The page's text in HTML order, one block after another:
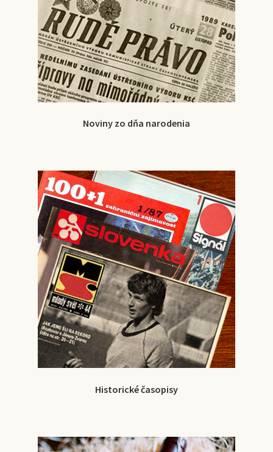
Noviny zo dňa narodenia
Historické časopisy